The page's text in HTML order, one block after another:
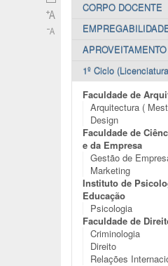
CORPO DOCENTE
1º Ciclo
Faculdade de
Arquitectura (
Design
Faculdade de
e da Empresa
Gestão de
Marketing
Instituto de
Educação
Psicologia
Faculdade de
Criminologia
Direito
Relações